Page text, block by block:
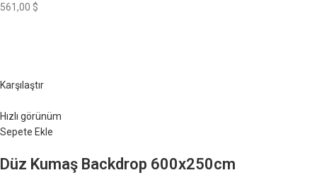
561,00 $
Karşılaştır
Hızlı görünüm
Sepete Ekle
Düz Kumaş Backdrop 600x250cm